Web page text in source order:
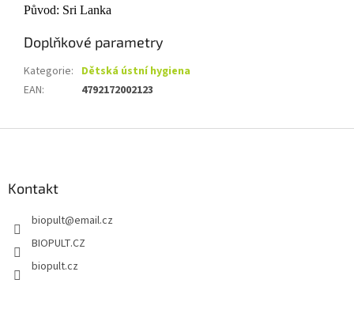
Původ: Sri Lanka
Doplňkové parametry
Kategorie: Dětská ústní hygiena
EAN: 4792172002123
Kontakt
biopult@email.cz
BIOPULT.CZ
biopult.cz